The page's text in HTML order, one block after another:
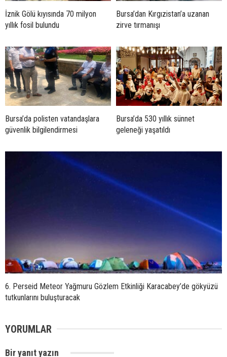
İznik Gölü kıyısında 70 milyon
yıllık fosil bulundu
Bursa’dan Kırgızistan’a uzanan
zirve tırmanışı
Bursa’da polisten vatandaşlara
güvenlik bilgilendirmesi
Bursa’da 530 yıllık sünnet
geleneği yaşatıldı
6. Perseid Meteor Yağmuru Gözlem Etkinliği Karacabey’de gökyüzü
tutkunlarını buluşturacak
YORUMLAR
Bir yanıt yazın